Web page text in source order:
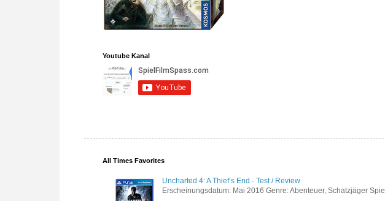
Youtube Kanal
All Times Favorites
Uncharted 4: A Thief’s End - Test / Review
Erscheinungsdatum: Mai 2016 Genre: Abenteuer, Schatzjäger